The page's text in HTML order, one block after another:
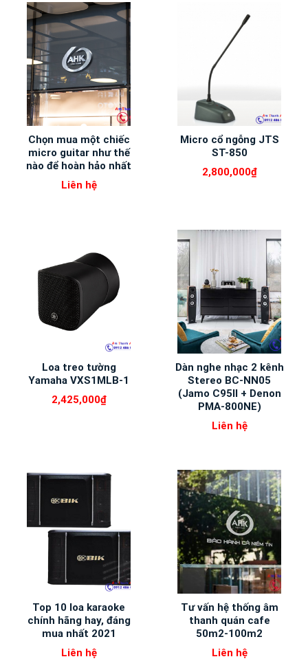
Chọn mua một chiếc
micro guitar như thế
nào để hoàn hảo nhất
Liên hệ
Micro cổ ngỗng JTS
ST-850
2,800,000₫
Loa treo tường
Yamaha VXS1MLB-1
2,425,000₫
Dàn nghe nhạc 2 kênh
Stereo BC-NN05
(Jamo C95II + Denon
PMA-800NE)
Liên hệ
Top 10 loa karaoke
chính hãng hay, đáng
mua nhất 2021
Liên hệ
Tư vấn hệ thống âm
thanh quán cafe
50m2-100m2
Liên hệ